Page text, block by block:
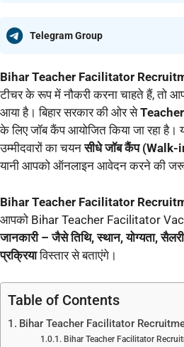
Telegram Group
Bihar Teacher Facilitator
टीचर के रूप में नौकरी करना चाहते हैं, तो
आया है। बिहार सरकार की ओर से
के लिए जॉब कैंप आयोजित किया जा रहा है।
उम्मीदवारों का चयनसीधे जॉब कैंप (Walk-
यानी आपको ऑनलाइन आवेदन करने की
Bihar Teacher Facilitator
आपको Bihar Teacher Facilitator
जानकारी – जैसे तिथि, स्थान, योग्यता,
प्रक्रियाविस्तार से बताएंगे।
Table of Contents
Bihar Teacher Facilitator
Bihar Teacher Facilitator